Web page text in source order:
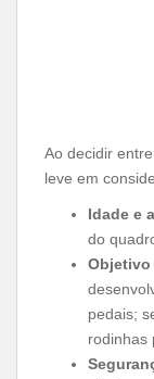
Ao decidir
leve em
Idade e
do
Objetivo
pedais;
rodinhas